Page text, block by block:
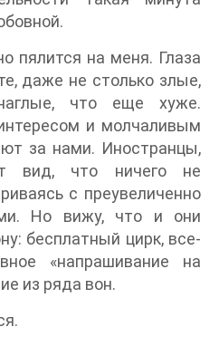
пялится на меня. Глаза
даже не столько злые,
что еще хуже.
и молчаливым
за нами. Иностранцы,
вид, что ничего не
с преувеличенно
Но вижу, что и они
бесплатный цирк, все-
«напрашивание на
из ряда вон.